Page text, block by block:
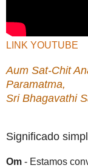
LINK YOUTUBE
Aum Sat-Chit
Paramatma,
Sri Bhagavathi
Significado
Om - Estamos